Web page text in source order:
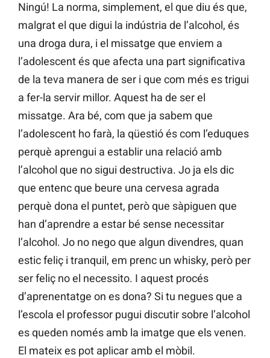
Ningú! La norma, simplement, el que diu és que,
malgrat el que digui la indústria de l’alcohol, és
una droga dura, i el missatge que enviem a
l’adolescent és que afecta una part significativa
de la teva manera de ser i que com més es trigui
a fer-la servir millor. Aquest ha de ser el
missatge. Ara bé, com que ja sabem que
l’adolescent ho farà, la qüestió és com l’eduques
perquè aprengui a establir una relació amb
l’alcohol que no sigui destructiva. Jo ja els dic
que entenc que beure una cervesa agrada
perquè dona el puntet, però que sàpiguen que
han d’aprendre a estar bé sense necessitar
l’alcohol. Jo no nego que algun divendres, quan
estic feliç i tranquil, em prenc un whisky, però per
ser feliç no el necessito. I aquest procés
d’aprenentatge on es dona? Si tu negues que a
l’escola el professor pugui discutir sobre l’alcohol
es queden només amb la imatge que els venen.
El mateix es pot aplicar amb el mòbil.